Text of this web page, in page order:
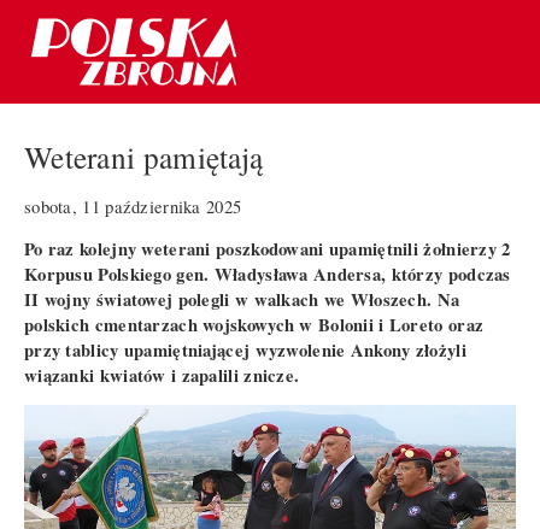
Weterani pamiętają
sobota, 11 października 2025
Po raz kolejny weterani poszkodowani upamiętnili żołnierzy 2
Korpusu Polskiego gen. Władysława Andersa, którzy podczas
II wojny światowej polegli w walkach we Włoszech. Na
polskich cmentarzach wojskowych w Bolonii i Loreto oraz
przy tablicy upamiętniającej wyzwolenie Ankony złożyli
wiązanki kwiatów i zapalili znicze.